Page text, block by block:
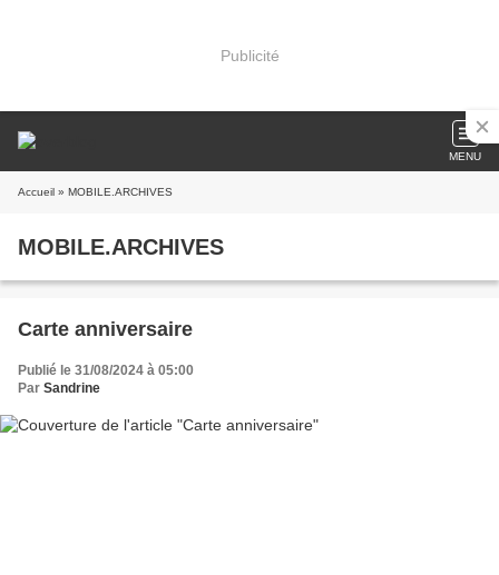
Publicité
MENU
Accueil » MOBILE.ARCHIVES
MOBILE.ARCHIVES
Carte anniversaire
Publié le 31/08/2024 à 05:00
Par Sandrine